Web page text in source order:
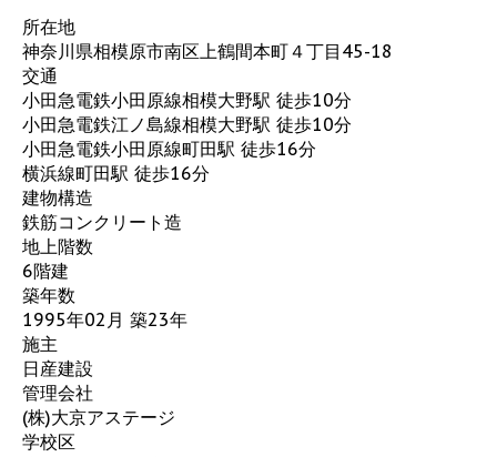
所在地
神奈川県相模原市南区上鶴間本町４丁目45-18
交通
小田急電鉄小田原線相模大野駅 徒歩10分
小田急電鉄江ノ島線相模大野駅 徒歩10分
小田急電鉄小田原線町田駅 徒歩16分
横浜線町田駅 徒歩16分
建物構造
鉄筋コンクリート造
地上階数
6階建
築年数
1995年02月 築23年
施主
日産建設
管理会社
(株)大京アステージ
学校区